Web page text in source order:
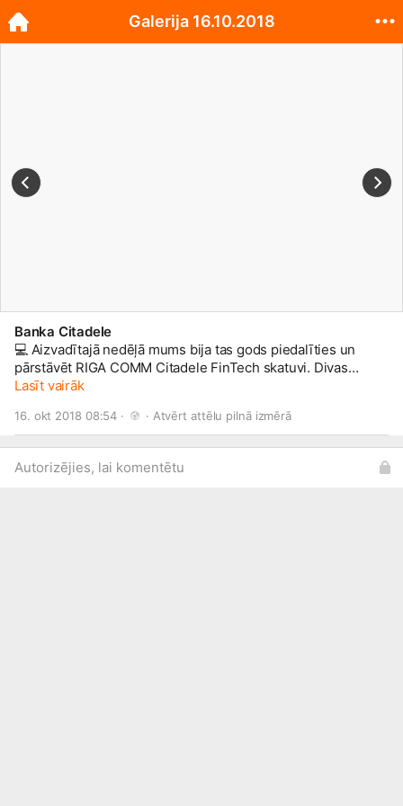
Banka Citadele
💻 Aizvadītajā nedēļā mums bija tas gods piedalīties un
pārstāvēt RIGA COMM Citadele FinTech skatuvi. Divas
brīnišķīgas dienas ar saturīgām diskusijām, pētījumiem un
satikām izstādē!
Lasīt vairāk
16. okt 2018 08:54 · · Atvērt attēlu pilnā izmērā
Autorizējies, lai komentētu
Galerija 16.10.2018